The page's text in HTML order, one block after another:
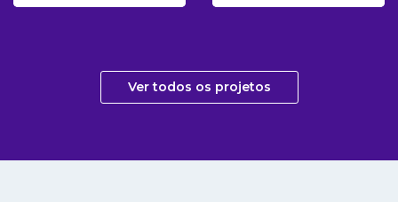
Ver todos os projetos